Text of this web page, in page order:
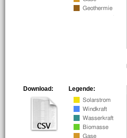
Legende:
Download: